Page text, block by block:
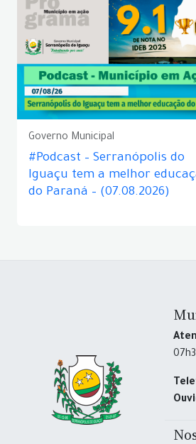
Governo Municipal
#Podcast – Serranópolis do
Iguaçu tem a melhor
do Paraná – (07.08.2026)